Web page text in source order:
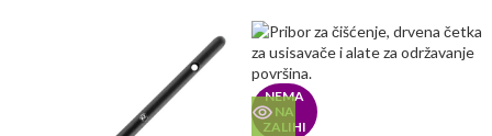
NEMA
NA
ZALIHI